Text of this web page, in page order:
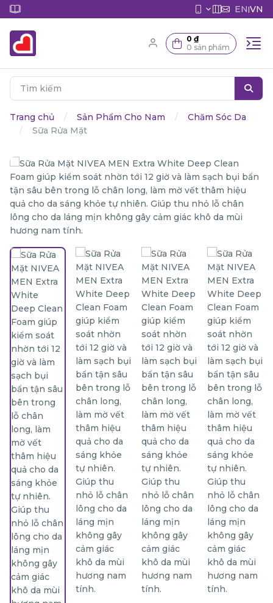
EN|VN
0 ₫
0 sản phẩm
Trang chủ Sản Phẩm Cho Nam
Chăm Sóc Da
Sữa Rửa Mặt